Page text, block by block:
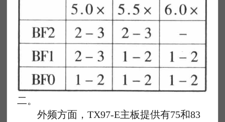
二。
外频方面，TX97-E主板提供有75和83